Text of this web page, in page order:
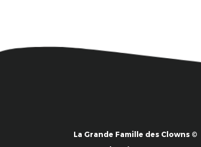
La Grande Famille des Clowns ©